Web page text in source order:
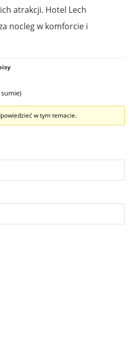
atrakcji. Hotel Lech
nocleg w komforcie i
w tym temacie.